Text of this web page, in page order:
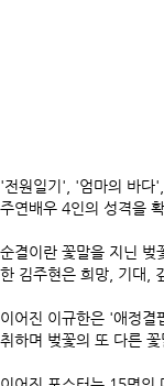
'전원일기', '엄마의 바다
주연배우 4인의 성격을
순결이란 꽃말을 지닌 벚
한 김주현은 희망, 기대,
이어진 이규한은 '애정결
취하며 벚꽃의 또 다른